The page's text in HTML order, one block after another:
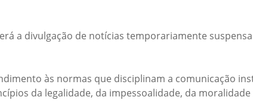
a divulgação de notícias temporariamente
às normas que disciplinam a comunicação
da legalidade, da impessoalidade, da